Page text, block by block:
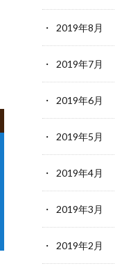
2019年8月
2019年7月
2019年6月
2019年5月
2019年4月
2019年3月
2019年2月